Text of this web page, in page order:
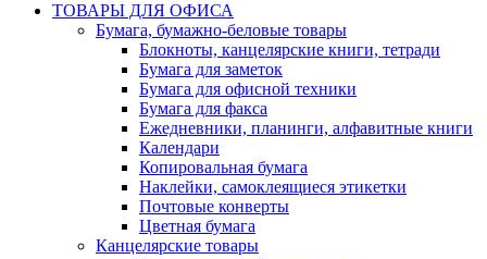
ТОВАРЫ ДЛЯ ОФИСА
Бумага, бумажно-беловые товары
Блокноты, канцелярские книги, тетради
Бумага для заметок
Бумага для офисной техники
Бумага для факса
Ежедневники, планинги, алфавитные книги
Календари
Копировальная бумага
Наклейки, самоклеящиеся этикетки
Почтовые конверты
Цветная бумага
Канцелярские товары